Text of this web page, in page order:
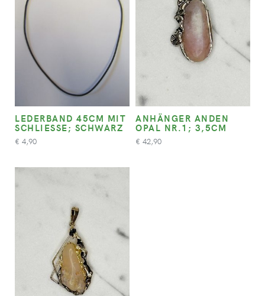
LEDERBAND 45CM MIT
SCHLIESSE; SCHWARZ
€ 4,90
ANHÄNGER ANDEN
OPAL NR.1; 3,5CM
€ 42,90